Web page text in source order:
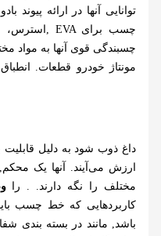
توانایی آنها در ارائه
استرس، , EVA چسب برای
چسبندگی قوی آنها به مواد
مونتاژ خودرو قطعات.
ارزش می‌آیند. آنها یک
مختلف را نگه دارند. . را
کاربردهایی که خط چسب
باشد, مانند در بسته بندی